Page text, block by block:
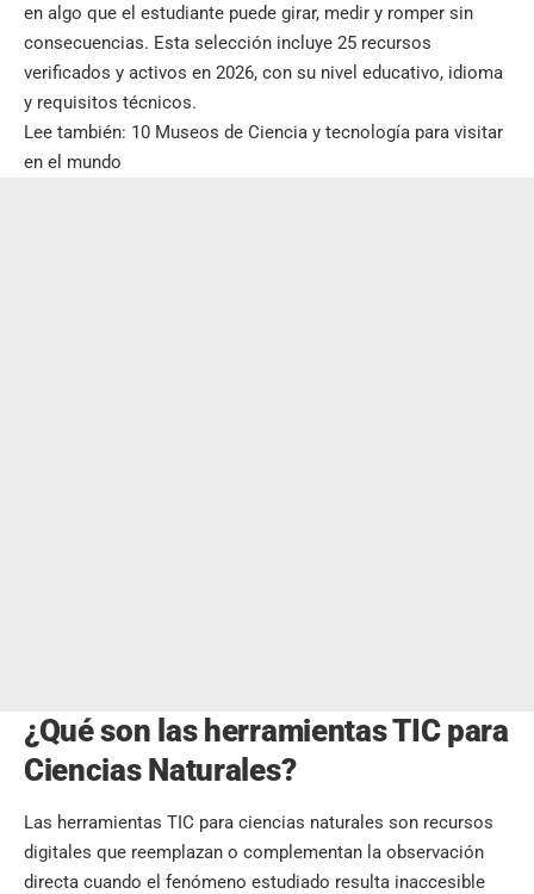
en algo que el estudiante puede girar, medir y romper sin
consecuencias. Esta selección incluye 25 recursos
verificados y activos en 2026, con su nivel educativo, idioma
y requisitos técnicos.
Lee también: 10 Museos de Ciencia y tecnología para visitar
en el mundo
¿Qué son las herramientas TIC para
Ciencias Naturales?
Las herramientas TIC para ciencias naturales son recursos
digitales que reemplazan o complementan la observación
directa cuando el fenómeno estudiado resulta inaccesible